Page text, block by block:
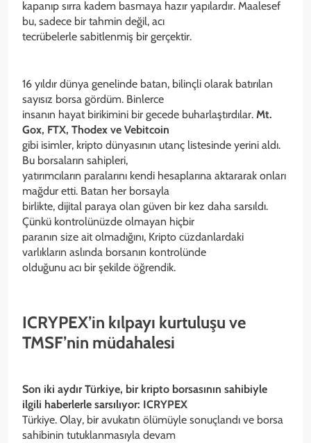
kapanıp sırra kadem basmaya hazır yapılardır. Maalesef
bu, sadece bir tahmin değil, acı
tecrübelerle sabitlenmiş bir gerçektir.
16 yıldır dünya genelinde batan, bilinçli olarak batırılan
sayısız borsa gördüm. Binlerce
insanın hayat birikimini bir gecede buharlaştırdılar. Mt.
Gox, FTX, Thodex ve Vebitcoin
gibi isimler, kripto dünyasının utanç listesinde yerini aldı.
Bu borsaların sahipleri,
yatırımcıların paralarını kendi hesaplarına aktararak onları
mağdur etti. Batan her borsayla
birlikte, dijital paraya olan güven bir kez daha sarsıldı.
Çünkü kontrolünüzde olmayan hiçbir
paranın size ait olmadığını, Kripto cüzdanlardaki
varlıkların aslında borsanın kontrolünde
olduğunu acı bir şekilde öğrendik.
ICRYPEX’in kılpayı kurtuluşu ve
TMSF’nin müdahalesi
Son iki aydır Türkiye, bir kripto borsasının sahibiyle
ilgili haberlerle sarsılıyor: ICRYPEX
Türkiye. Olay, bir avukatın ölümüyle sonuçlandı ve borsa
sahibinin tutuklanmasıyla devam